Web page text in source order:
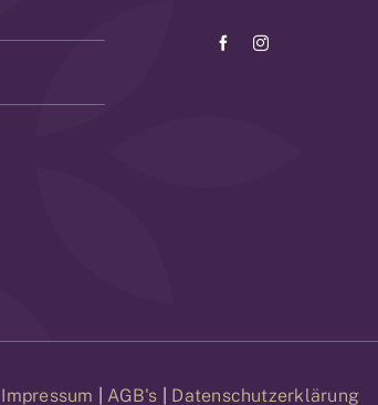
Impressum AGB's Datenschutzerklärung